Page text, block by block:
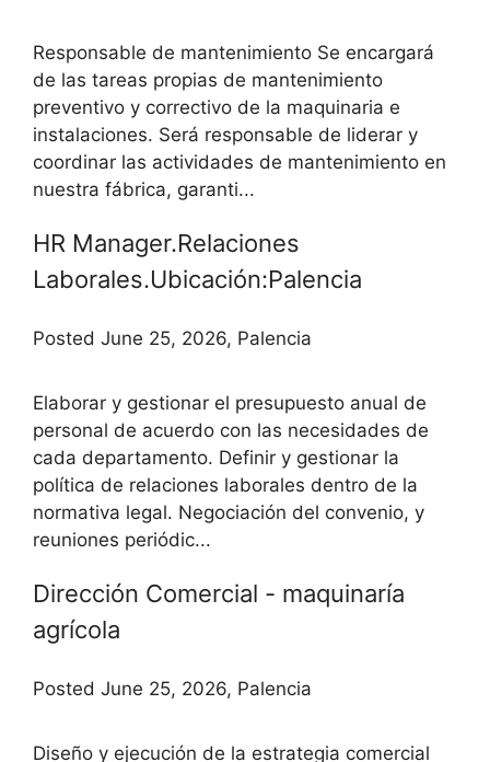
Responsable de mantenimiento Se encargará
de las tareas propias de mantenimiento
preventivo y correctivo de la maquinaria e
instalaciones. Será responsable de liderar y
coordinar las actividades de mantenimiento en
nuestra fábrica, garanti...
HR Manager.Relaciones
Laborales.Ubicación:Palencia
Posted June 25, 2026, Palencia
Elaborar y gestionar el presupuesto anual de
personal de acuerdo con las necesidades de
cada departamento. Definir y gestionar la
política de relaciones laborales dentro de la
normativa legal. Negociación del convenio, y
reuniones periódic...
Dirección Comercial - maquinaría
agrícola
Posted June 25, 2026, Palencia
Diseño y ejecución de la estrategia comercial